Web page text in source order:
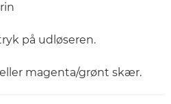
på udløseren.
magenta/grønt skær.